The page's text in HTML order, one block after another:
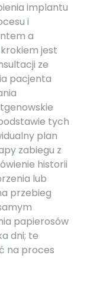
implantu
i
a
jest
ze
pacjenta
tych
plan
zabiegu z
historii
lub
przebieg
papierosów
dni; te
na proces